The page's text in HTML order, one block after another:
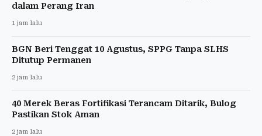
dalam Perang Iran
1 jam lalu
BGN Beri Tenggat 10 Agustus, SPPG Tanpa SLHS
Ditutup Permanen
2 jam lalu
40 Merek Beras Fortifikasi Terancam Ditarik, Bulog
Pastikan Stok Aman
2 jam lalu